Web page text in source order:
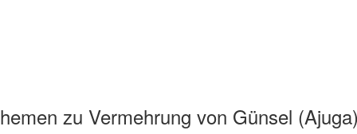
zu Vermehrung von Günsel